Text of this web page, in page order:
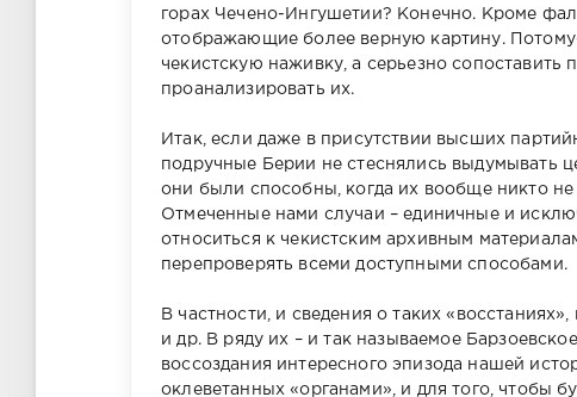
горах Чечено-Ингушетии? Конечно. Кроме
отображающие более верную картину.
чекистскую наживку, а серьезно сопоставить
проанализировать их.
Итак, если даже в присутствии высших
подручные Берии не стеснялись выдумывать
они были способны, когда их вообще никто
Отмеченные нами случаи – единичные и
относиться к чекистским архивным
перепроверять всеми доступными способами.
В частности, и сведения о таких
и др. В ряду их – и так называемое
воссоздания интересного эпизода нашей
оклеветанных «органами», и для того, чтобы
в Гордали
("Гордалинские
орехи")